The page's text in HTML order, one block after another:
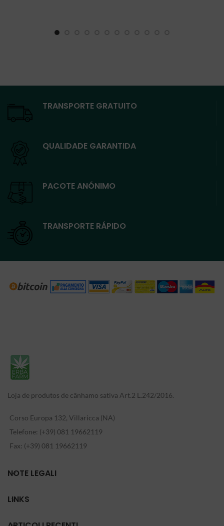
TRANSPORTE GRATUITO
QUALIDADE GARANTIDA
PACOTE ANÓNIMO
TRANSPORTE RÁPIDO
Loja de produtos de cânhamo sativa Art.2 L.242/2016.
Corso Europa 132, Villaricca (NA)
Telefone: (+39) 081 19662119
Fax: (+39) 081 19662119
NOTE LEGALI
LINKS